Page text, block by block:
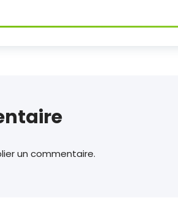
un commentaire.